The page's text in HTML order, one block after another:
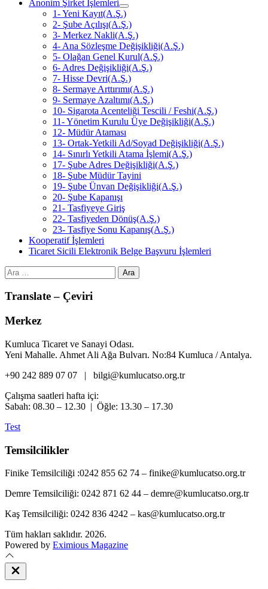
Anonim Şirket İşlemleri
1- Yeni Kayıt(A.Ş.)
2- Şube Açılışı(A.Ş.)
3- Merkez Nakli(A.Ş.)
4- Ana Sözleşme Değişikliği(A.Ş.)
5- Olağan Genel Kurul(A.Ş.)
6- Adres Değişikliği(A.Ş.)
7- Hisse Devri(A.Ş.)
8- Sermaye Arttırımı(A.Ş.)
9- Sermaye Azaltımı(A.Ş.)
10- Sigarota Acenteliği Tescili / Feshi(A.Ş.)
11- Yönetim Kurulu Üye Değişikliği(A.Ş.)
12- Müdür Ataması
13- Ortak-Yetkili Ad/Soyad Değişikliği(A.Ş.)
14- Sınırlı Yetkili Atama İşlemi(A.Ş.)
17- Şube Adres Değişikliği(A.Ş.)
18- Şube Müdür Tayini
19- Şube Ünvan Değişikliği(A.Ş.)
20- Şube Kapanışı
21- Tasfiyeye Giriş
22- Tasfiyeden Dönüş(A.Ş.)
23- Tasfiye Sonu Kapanış(A.Ş.)
Kooperatif İşlemleri
Ticaret Sicili Elektronik Belge Başvuru İşlemleri
Arama:
Translate – Çeviri
Merkez
Kumluca Ticaret ve Sanayi Odası.
Yeni Mahalle. Ahmet Ali Ağa Bulvarı. No:84 Kumluca / Antalya.
+90 242 889 07 07 | bilgi@kumlucatso.org.tr
Çalışma saatleri hafta içi:
Sabah: 08.30 – 12.30 | Öğle: 13.30 – 17.30
Test
Temsilcilikler
Finike Temsilciliği :0242 855 62 74 – finike@kumlucatso.org.tr
Demre Temsilciliği: 0242 871 62 44 – demre@kumlucatso.org.tr
Kaş Temsilciliği: 0242 836 4242 – kas@kumlucatso.org.tr
Tüm hakları saklıdır. 2026.
Powered by Eximious Magazine
Close
Off